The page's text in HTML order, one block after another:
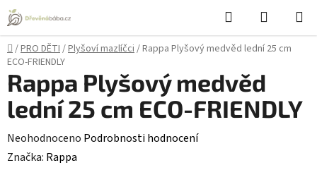
Přejít
na
obsah
Hledat
KOŠÍK
Domů
/PRO DĚTI/Plyšoví mazlíčci/Rappa Plyšový medvěd lední 25 cm
ECO-FRIENDLY
Rappa Plyšový medvěd
lední 25 cm ECO-FRIENDLY
Průměrné
hodnocení
Neohodnoceno Podrobnosti hodnocení
Značka: Rappa